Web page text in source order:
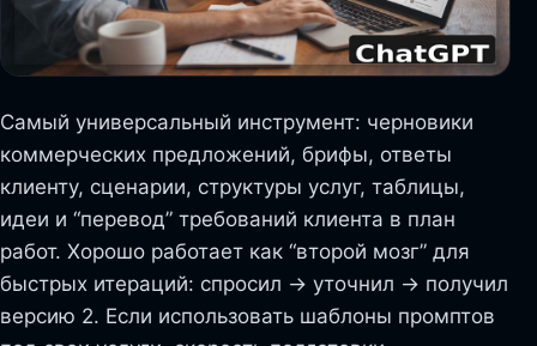
Самый универсальный инструмент: черновики
коммерческих предложений, брифы, ответы
клиенту, сценарии, структуры услуг, таблицы,
идеи и “перевод” требований клиента в план
работ. Хорошо работает как “второй мозг” для
быстрых итераций: спросил → уточнил → получил
версию 2. Если использовать шаблоны промптов